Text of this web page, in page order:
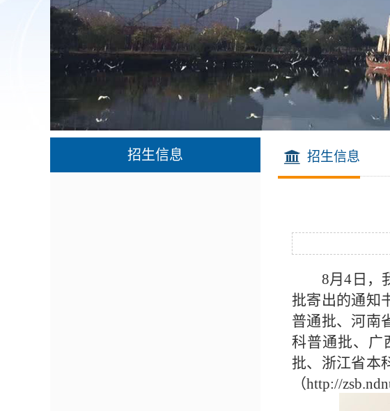
招生信息 招生信息
8月4日，
批寄出的通知
普通批、河南
科普通批、广
批、浙江省本
（http://